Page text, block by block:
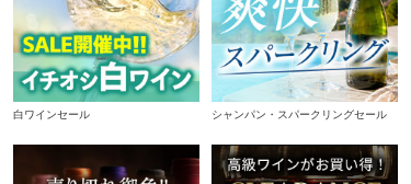
白ワインセール シャンパン・スパークリングセール